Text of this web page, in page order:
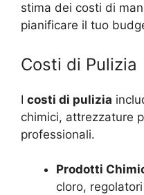
stima dei costi di
pianificare il tuo
Costi di Pulizia
I costi di pulizia
chimici, attrezzature
professionali.
Prodotti
cloro,